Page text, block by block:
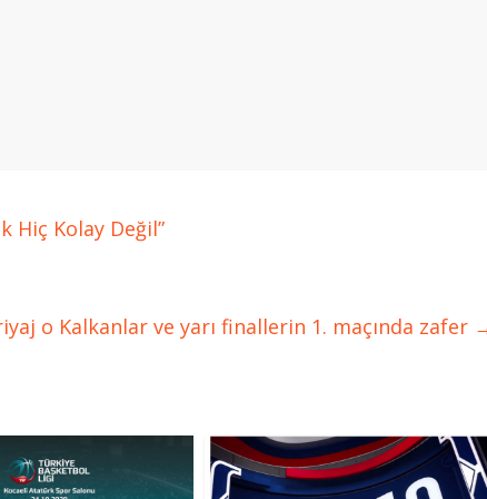
Hiç Kolay Değil”
o Kalkanlar ve yarı finallerin 1. maçında zafer